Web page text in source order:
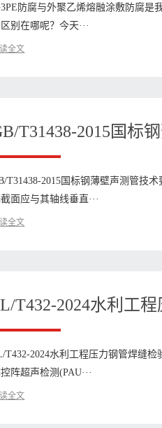
防腐与外聚乙烯熔融涂敷防腐是
别在哪呢？今天···
全文
T31438-2015国标
T31438-2015国标钢薄壁声测管技
面应与其轴线垂直···
全文
T432-2024水利工
T432-2024水利工程压力钢管焊缝
阵超声检测(PAU···
全文